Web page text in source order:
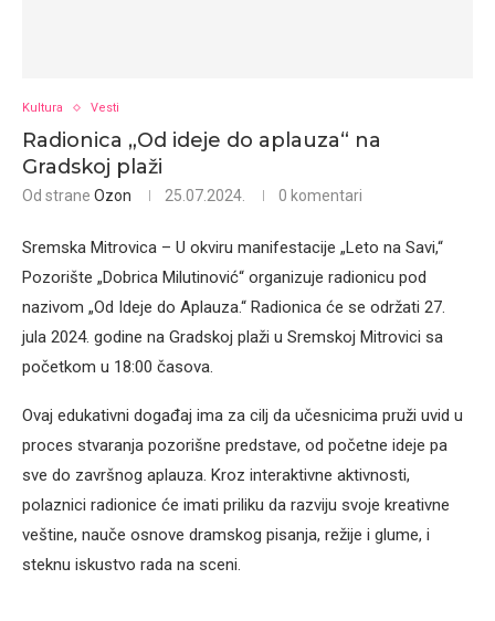
Kultura Vesti
Radionica „Od ideje do aplauza“ na
Gradskoj plaži
Od strane Ozon 25.07.2024. 0 komentari
Sremska Mitrovica – U okviru manifestacije „Leto na Savi,“
Pozorište „Dobrica Milutinović“ organizuje radionicu pod
nazivom „Od Ideje do Aplauza.“ Radionica će se održati 27.
jula 2024. godine na Gradskoj plaži u Sremskoj Mitrovici sa
početkom u 18:00 časova.
Ovaj edukativni događaj ima za cilj da učesnicima pruži uvid u
proces stvaranja pozorišne predstave, od početne ideje pa
sve do završnog aplauza. Kroz interaktivne aktivnosti,
polaznici radionice će imati priliku da razviju svoje kreativne
veštine, nauče osnove dramskog pisanja, režije i glume, i
steknu iskustvo rada na sceni.